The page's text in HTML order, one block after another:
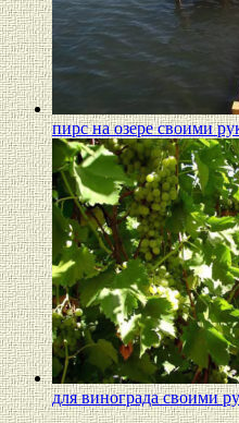
пирс на озере своими
для винограда своими